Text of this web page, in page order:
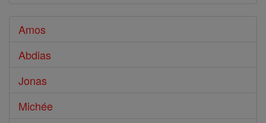
Amos
Abdias
Jonas
Michée